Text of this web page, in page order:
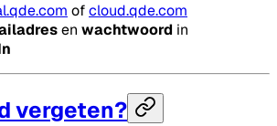
ofcloud.qde.com
en wachtwoord in
vergeten?